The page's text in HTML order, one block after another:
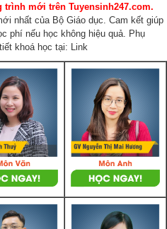
mới trên Tuyensinh247.com.
nhất của Bộ Giáo dục. Cam kết giúp
phí nếu học không hiệu quả. Phụ
khoá học tại: Link